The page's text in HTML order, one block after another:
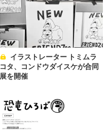
コタ、コンドウダイスケが合同
展を開催